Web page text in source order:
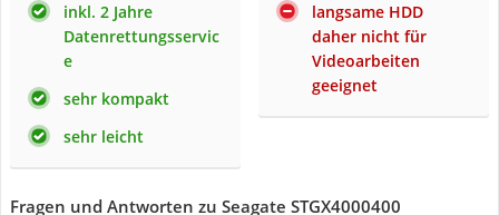
inkl. 2 Jahre
Datenrettungsservic
e
sehr kompakt
sehr leicht
langsame HDD
daher nicht für
Videoarbeiten
geeignet
Fragen und Antworten zu Seagate ‎STGX4000400